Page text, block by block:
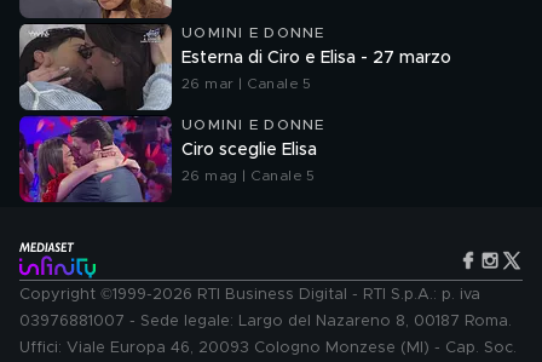
UOMINI E DONNE
Esterna di Ciro e Elisa - 27 marzo
26 mar | Canale 5
UOMINI E DONNE
Ciro sceglie Elisa
26 mag | Canale 5
Copyright ©1999-2026 RTI Business Digital - RTI S.p.A.: p. iva
03976881007 - Sede legale: Largo del Nazareno 8, 00187 Roma.
Uffici: Viale Europa 46, 20093 Cologno Monzese (MI) - Cap. Soc.